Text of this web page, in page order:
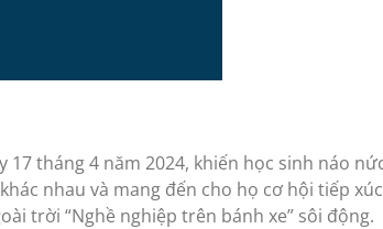
tháng 4 năm 2024, khiến học sinh náo
nhau và mang đến cho họ cơ hội tiếp
trời “Nghề nghiệp trên bánh xe” sôi động.